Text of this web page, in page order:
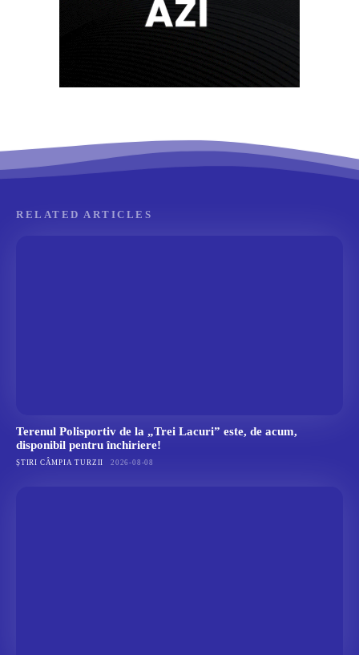
RELATED ARTICLES
Terenul Polisportiv de la „Trei Lacuri” este, de acum,
disponibil pentru închiriere!
ȘTIRI CÂMPIA TURZII 2026-08-08